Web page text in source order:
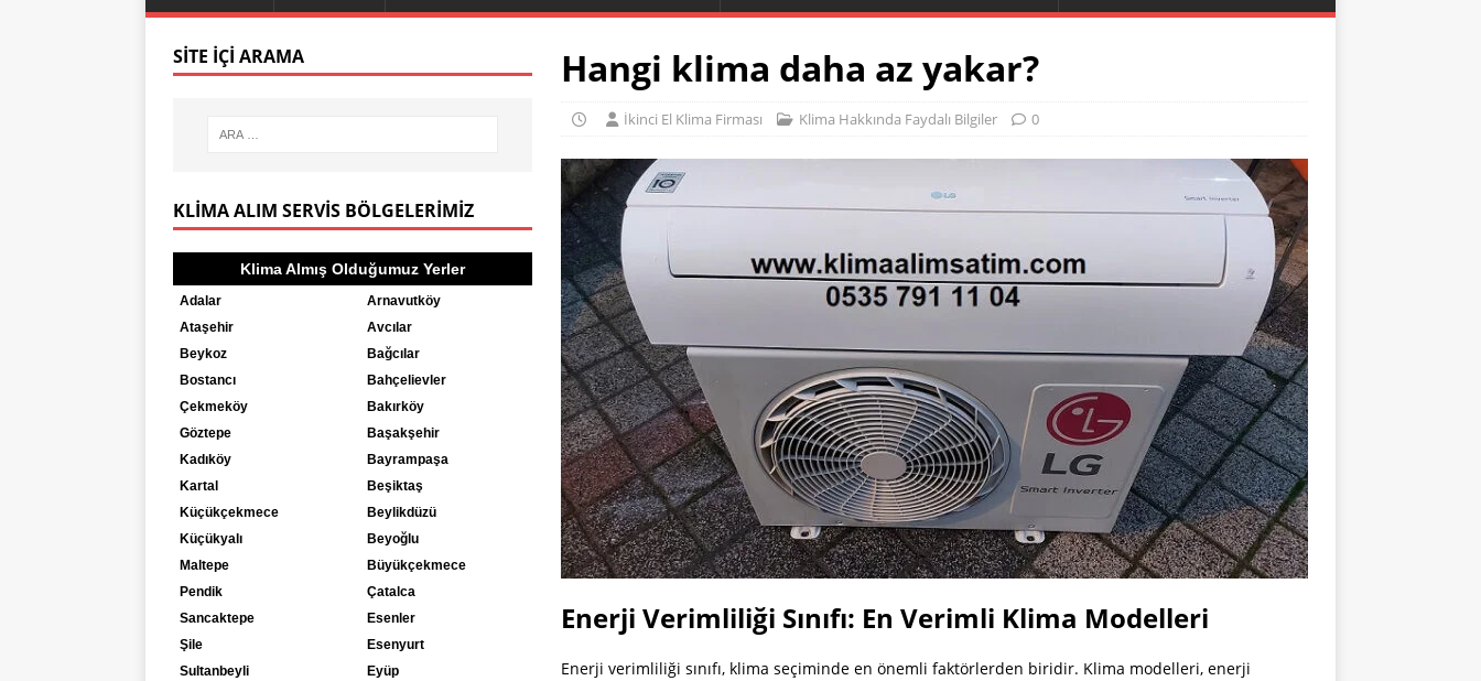
Hangi klima daha az yakar?
İkinci El Klima Firması Klima Hakkında Faydalı Bilgiler 0
Enerji Verimliliği Sınıfı: En Verimli Klima Modelleri
Enerji verimliliği sınıfı, klima seçiminde en önemli faktörlerden biridir. Klima modelleri, enerji
SITE İÇI ARAMA
KLIMA ALIM SERVIS BÖLGELERIMIZ
Klima Almış Olduğumuz Yerler
Adalar
Ataşehir
Beykoz
Bostancı
Çekmeköy
Göztepe
Kadıköy
Kartal
Küçükçekmece
Küçükyalı
Maltepe
Pendik
Sancaktepe
Şile
Sultanbeyli
Arnavutköy
Avcılar
Bağcılar
Bahçelievler
Bakırköy
Başakşehir
Bayrampaşa
Beşiktaş
Beylikdüzü
Beyoğlu
Büyükçekmece
Çatalca
Esenler
Esenyurt
Eyüp